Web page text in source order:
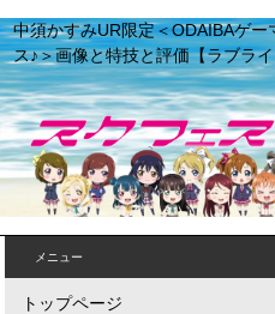
中須かすみUR限定＜ODAIBAゲ
ス♪＞画像と特技と評価【ラブラ
メニュー
トップページ